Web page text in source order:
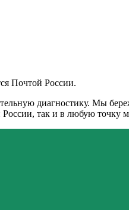
Почтой России.
диагностику. Мы
так и в любую точку